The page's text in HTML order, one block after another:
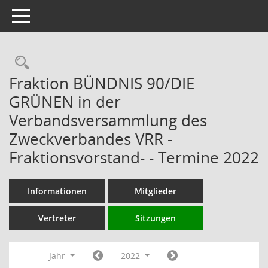
Toggle navigation
Rechercheauswahl
Fraktion BÜNDNIS 90/DIE
GRÜNEN in der
Verbandsversammlung des
Zweckverbandes VRR -
Fraktionsvorstand- - Termine 2022
Informationen Mitglieder
Vertreter Sitzungen
Jahr
2022